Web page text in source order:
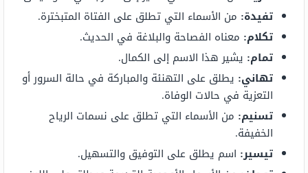
تفيدة: من الأسماء التي تطلق على الفتاة المتبخترة.
تكلام: معناه الفصاحة والبلاغة في الحديث.
تمام: يشير هذا الاسم إلى الكمال.
تهاني: يطلق على التهنئة والمباركة في حالة السرور أو
التعزية في حالات الوفاة.
تسنيم: من الأسماء التي تطلق على نسمات الرياح
الخفيفة.
تيسير: اسم يطلق على التوفيق والتسهيل.